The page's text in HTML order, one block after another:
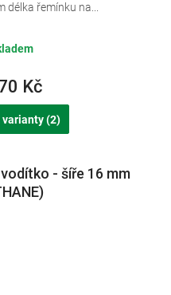
Kč
varianty (2)
délka řemínku na...
- šíře 16 mm